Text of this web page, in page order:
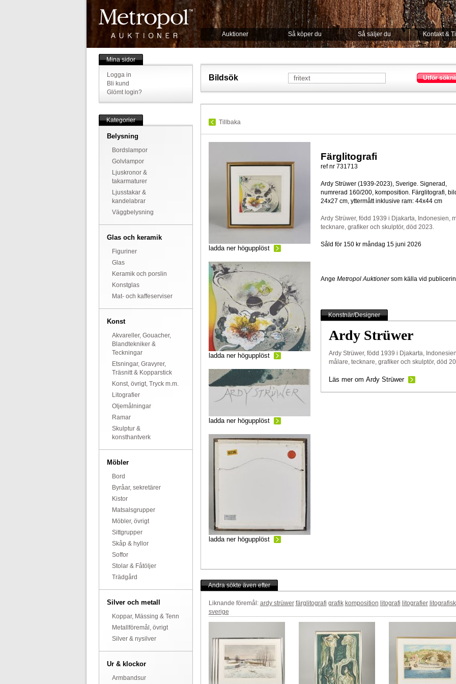
Auktioner Så köper du Så säljer du Kontakt &
Mina sidor
Logga in
Bli kund
Glömt login?
Kategorier
Belysning
Bordslampor
Golvlampor
Ljuskronor &
takarmaturer
Ljusstakar &
kandelabrar
Väggbelysning
Glas och keramik
Figuriner
Glas
Keramik och porslin
Konstglas
Mat- och kaffeserviser
Konst
Akvareller, Gouacher,
Blandtekniker &
Teckningar
Etsningar, Gravyrer,
Träsnitt & Kopparstick
Konst, övrigt, Tryck m.m.
Litografier
Oljemålningar
Ramar
Skulptur &
konsthantverk
Möbler
Bord
Byråar, sekretärer
Kistor
Matsalsgrupper
Möbler, övrigt
Sittgrupper
Skåp & hyllor
Soffor
Stolar & Fåtöljer
Trädgård
Silver och metall
Koppar, Mässing & Tenn
Metallföremål, övrigt
Silver & nysilver
Ur & klockor
Armbandsur
Bildsök Utför
Tillbaka
ladda ner högupplöst
ladda ner högupplöst
ladda ner högupplöst
ladda ner högupplöst
Färglitografi
ref nr 731713
Ardy Strüwer (1939-2023), Sverige. Signerad,
numrerad 160/200, komposition. Färglitografi,
24x27 cm, yttermått inklusive ram: 44x44 cm
Ardy Strüwer, född 1939 i Djakarta, Indonesien,
tecknare, grafiker och skulptör, död 2023.
Såld för 150 krmåndag 15 juni 2026
Ange Metropol Auktionersom källa vid
Konstnär/Designer
Ardy Strüwer
Ardy Strüwer, född 1939 i Djakarta,
målare, tecknare, grafiker och skulptör, död
Läs mer om Ardy Strüwer
Andra sökte även efter
Liknande föremål: ardy strüwer färglitografi grafik komposition litografi litografier
sverige